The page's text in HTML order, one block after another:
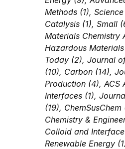
Methods (1),
Catalysis (1), Small
Materials Chemistry
Hazardous
Today (2), Journal
(10), Carbon (14),
Production (4), ACS
Interfaces (1),
(19),
Chemistry &
Colloid and
Renewable Energy